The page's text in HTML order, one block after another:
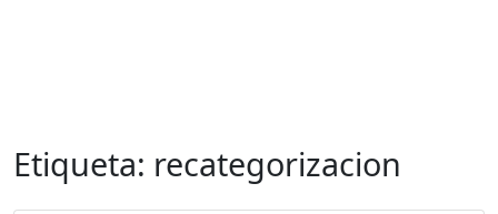
Etiqueta: recategorizacion